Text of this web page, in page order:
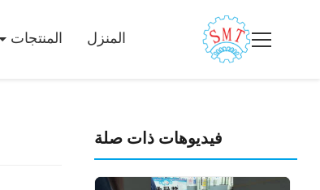
المنزل المنتجات
فيديوهات ذات صلة